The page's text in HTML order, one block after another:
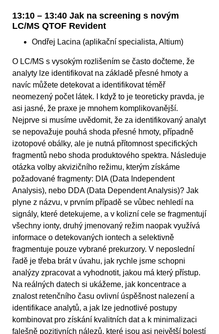
13:10 – 13:40 Jak na screening s novým
LC/MS QTOF Revident
Ondřej Lacina (aplikační specialista, Altium)
O LC/MS s vysokým rozlišením se často dočteme, že
analyty lze identifikovat na základě přesné hmoty a
navíc můžete detekovat a identifikovat téměř
neomezený počet látek. I když to je teoreticky pravda, je
asi jasné, že praxe je mnohem komplikovanější.
Nejprve si musíme uvědomit, že za identifikovaný analyt
se nepovažuje pouhá shoda přesné hmoty, případně
izotopové obálky, ale je nutná přítomnost specifických
fragmentů nebo shoda produktového spektra. Následuje
otázka volby akvizičního režimu, kterým získáme
požadované fragmenty: DIA (Data Independent
Analysis), nebo DDA (Data Dependent Analysis)? Jak
plyne z názvu, v prvním případě se vůbec nehledí na
signály, které detekujeme, a v kolizní cele se fragmentují
všechny ionty, druhý jmenovaný režim naopak využívá
informace o detekovaných iontech a selektivně
fragmentuje pouze vybrané prekurzory. V neposlední
řadě je třeba brát v úvahu, jak rychle jsme schopni
analýzy zpracovat a vyhodnotit, jakou má který přístup.
Na reálných datech si ukážeme, jak koncentrace a
znalost retenčního času ovlivní úspěšnost nalezení a
identifikace analytů, a jak lze jednotlivé postupy
kombinovat pro získání kvalitních dat a k minimalizaci
falešně pozitivních nálezů, které jsou asi největší bolestí